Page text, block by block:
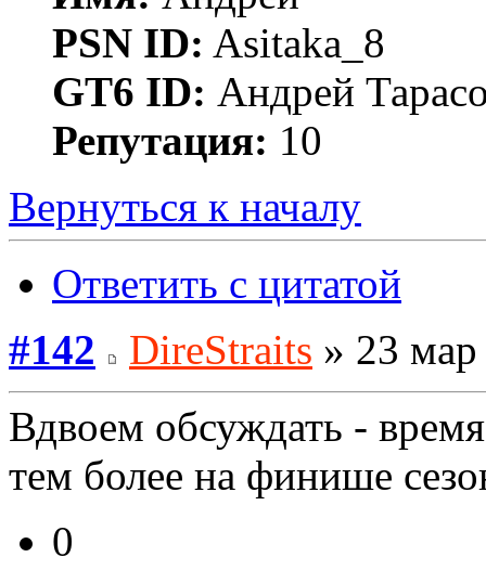
PSN ID: Asitaka_8
GT6 ID: Андрей
Репутация: 10
Вернуться к началу
Ответить с цитатой
#142
DireStraits » 23
Вдвоем обсуждать -
тем более на финише
0